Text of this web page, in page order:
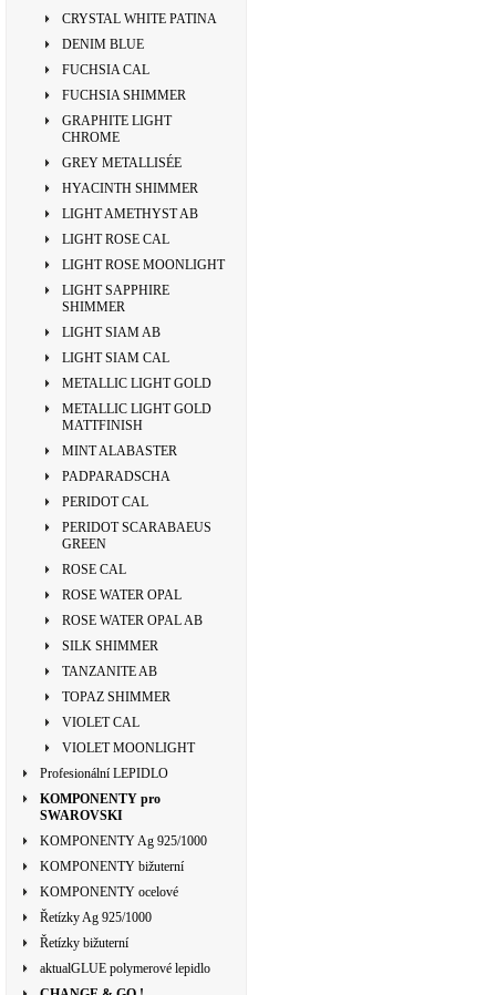
CRYSTAL WHITE PATINA
DENIM BLUE
FUCHSIA CAL
FUCHSIA SHIMMER
GRAPHITE LIGHT
CHROME
GREY METALLISÉE
HYACINTH SHIMMER
LIGHT AMETHYST AB
LIGHT ROSE CAL
LIGHT ROSE MOONLIGHT
LIGHT SAPPHIRE
SHIMMER
LIGHT SIAM AB
LIGHT SIAM CAL
METALLIC LIGHT GOLD
METALLIC LIGHT GOLD
MATTFINISH
MINT ALABASTER
PADPARADSCHA
PERIDOT CAL
PERIDOT SCARABAEUS
GREEN
ROSE CAL
ROSE WATER OPAL
ROSE WATER OPAL AB
SILK SHIMMER
TANZANITE AB
TOPAZ SHIMMER
VIOLET CAL
VIOLET MOONLIGHT
Profesionální LEPIDLO
KOMPONENTY pro
SWAROVSKI
KOMPONENTY Ag 925/1000
KOMPONENTY bižuterní
KOMPONENTY ocelové
Řetízky Ag 925/1000
Řetízky bižuterní
aktualGLUE polymerové lepidlo